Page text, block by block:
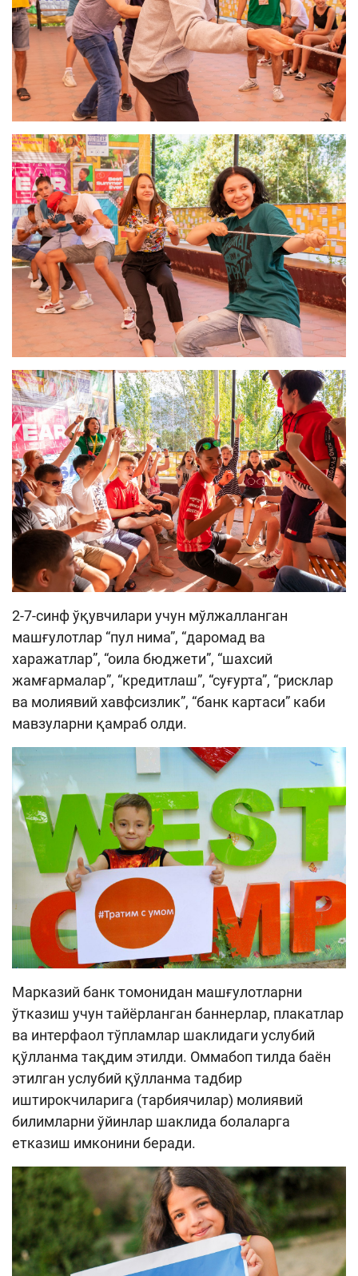
2-7-синф ўқувчилари учун мўлжалланган
машғулотлар “пул нима”, “даромад ва
харажатлар”, “оила бюджети”, “шахсий
жамғармалар”, “кредитлаш”, “суғурта”, “рисклар
ва молиявий хавфсизлик”, “банк картаси” каби
мавзуларни қамраб олди.
Марказий банк томонидан машғулотларни
ўтказиш учун тайёрланган баннерлар, плакатлар
ва интерфаол тўпламлар шаклидаги услубий
қўлланма тақдим этилди. Оммабоп тилда баён
этилган услубий қўлланма тадбир
иштирокчиларига (тарбиячилар) молиявий
билимларни ўйинлар шаклида болаларга
етказиш имконини беради.